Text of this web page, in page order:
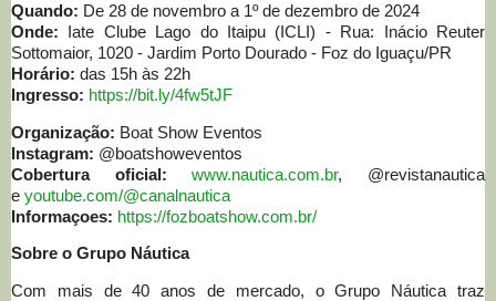
Quando: De 28 de novembro a 1º de dezembro de 2024
Onde: Iate Clube Lago do Itaipu (ICLI) - Rua: Inácio Reuter
Sottomaior, 1020 - Jardim Porto Dourado - Foz do Iguaçu/PR
Horário: das 15h às 22h
Ingresso: https://bit.ly/4fw5tJF
Organização: Boat Show Eventos
Instagram: @boatshoweventos
Cobertura oficial:www.nautica.com.br, @revistanautica
e youtube.com/@canalnautica
Informaçoes: https://fozboatshow.com.br/
Sobre o Grupo Náutica
Com mais de 40 anos de mercado, o Grupo Náutica traz